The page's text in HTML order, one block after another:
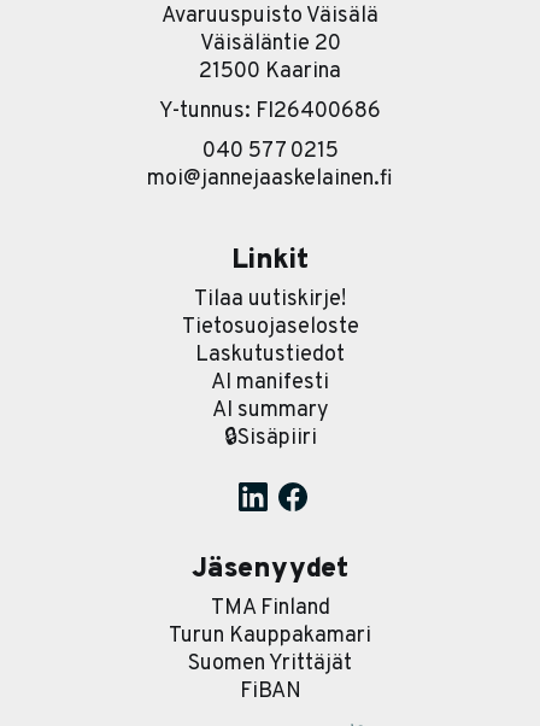
Avaruuspuisto Väisälä
Väisäläntie 20
21500 Kaarina
Y-tunnus: FI26400686
040 577 0215
moi@jannejaaskelainen.fi
Linkit
Tilaa uutiskirje!
Tietosuojaseloste
Laskutustiedot
AI manifesti
AI summary
🔒Sisäpiiri
Jäsenyydet
TMA Finland
Turun Kauppakamari
Suomen Yrittäjät
FiBAN